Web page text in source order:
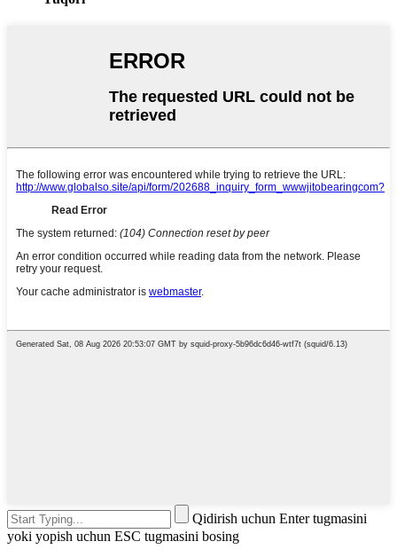
Qidirish uchun Enter tugmasini
yoki yopish uchun ESC tugmasini bosing